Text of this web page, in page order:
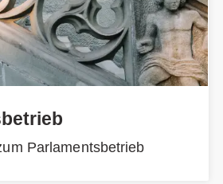
Parlamentsbetrieb